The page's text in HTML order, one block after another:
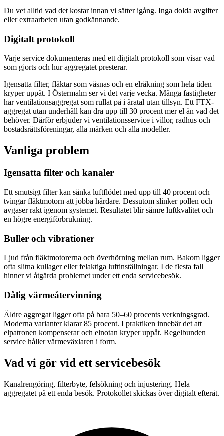
Du vet alltid vad det kostar innan vi sätter igång. Inga dolda avgifter
eller extraarbeten utan godkännande.
Digitalt protokoll
Varje service dokumenteras med ett digitalt protokoll som visar vad
som gjorts och hur aggregatet presterar.
Igensatta filter, fläktar som väsnas och en elräkning som hela tiden
kryper uppåt. I Östermalm ser vi det varje vecka. Många fastigheter
har ventilationsaggregat som rullat på i åratal utan tillsyn. Ett FTX-
aggregat utan underhåll kan dra upp till 30 procent mer el än vad det
behöver. Därför erbjuder vi ventilationsservice i villor, radhus och
bostadsrättsföreningar, alla märken och alla modeller.
Vanliga problem
Igensatta filter och kanaler
Ett smutsigt filter kan sänka luftflödet med upp till 40 procent och
tvingar fläktmotorn att jobba hårdare. Dessutom slinker pollen och
avgaser rakt igenom systemet. Resultatet blir sämre luftkvalitet och
en högre energiförbrukning.
Buller och vibrationer
Ljud från fläktmotorerna och överhörning mellan rum. Bakom ligger
ofta slitna kullager eller felaktiga luftinställningar. I de flesta fall
hinner vi åtgärda problemet under ett enda servicebesök.
Dålig värmeåtervinning
Äldre aggregat ligger ofta på bara 50–60 procents verkningsgrad.
Moderna varianter klarar 85 procent. I praktiken innebär det att
elpatronen kompenserar och elnotan kryper uppåt. Regelbunden
service håller värmeväxlaren i form.
Vad vi gör vid ett servicebesök
Kanalrengöring, filterbyte, felsökning och injustering. Hela
aggregatet på ett enda besök. Protokollet skickas över digitalt efteråt.